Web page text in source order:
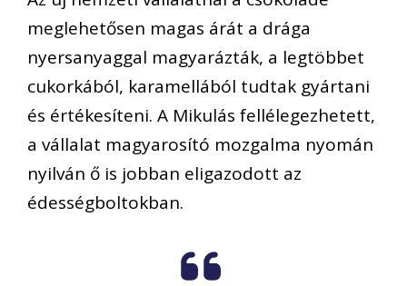
meglehetősen magas árát a drága
nyersanyaggal magyarázták, a legtöbbet
cukorkából, karamellából tudtak gyártani
és értékesíteni. A Mikulás fellélegezhetett,
a vállalat magyarosító mozgalma nyomán
nyilván ő is jobban eligazodott az
édességboltokban.